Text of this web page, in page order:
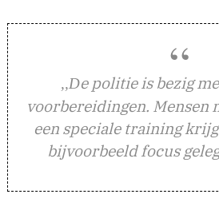
,,De politie is bezig
voorbereidingen. Mensen
een speciale training
bijvoorbeeld focus